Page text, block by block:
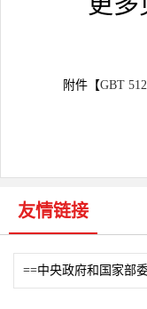
附件【GBT
友情链接
==中央政府和国家部